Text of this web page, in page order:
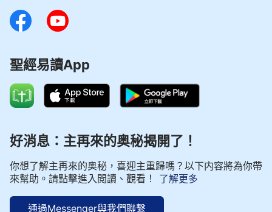
聖經易讀App
好消息：主再來的奥秘揭開了！
你想了解主再來的奥秘，喜迎主重歸嗎？以下内容將為你帶
來幫助。請點擊進入閲讀、觀看！
了解更多
通過Messenger與我們聯繫